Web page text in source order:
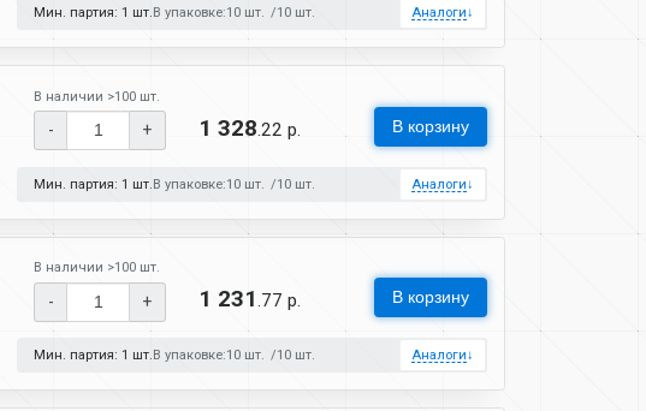
Мин. партия: 1 шт. В упаковке:10 шт. 10 шт. Аналоги↓
В наличии >100 шт.
- + 1 328 .22 р. В корзину
Мин. партия: 1 шт.В упаковке:10 шт. 10 шт. Аналоги↓
В наличии >100 шт.
- + 1 231.77 р. В корзину
Мин. партия: 1 шт. В упаковке:10 шт. 10 шт. Аналоги↓